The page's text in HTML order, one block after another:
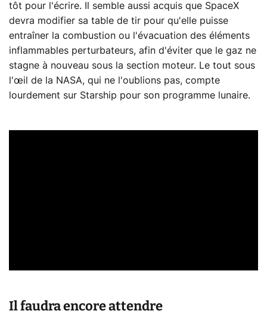
tôt pour l'écrire. Il semble aussi acquis que SpaceX
devra modifier sa table de tir pour qu'elle puisse
entraîner la combustion ou l'évacuation des éléments
inflammables perturbateurs, afin d'éviter que le gaz ne
stagne à nouveau sous la section moteur. Le tout sous
l'œil de la NASA, qui ne l'oublions pas, compte
lourdement sur Starship pour son programme lunaire.
Il faudra encore attendre